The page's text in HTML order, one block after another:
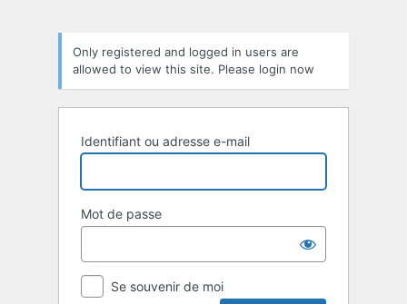
Only registered and logged in users are
allowed to view this site. Please login now
Identifiant ou adresse e-mail
Mot de passe
Se souvenir de moi